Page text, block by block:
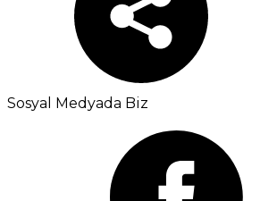
Sosyal Medyada Biz